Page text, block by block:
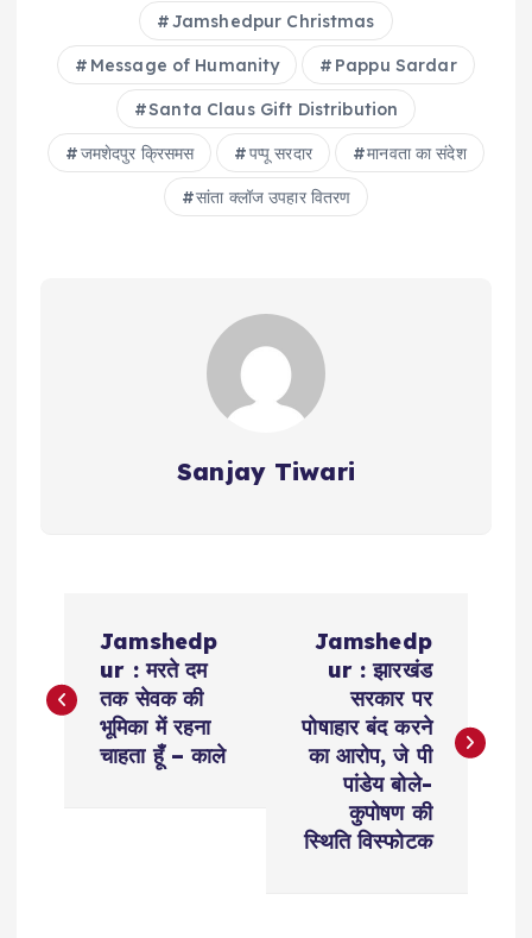
Jamshedpur Christmas
Message of Humanity Pappu Sardar
Santa Claus Gift Distribution
जमशेदपुर क्रिसमस पप्पू सरदार मानवता का संदेश
सांता क्लॉज उपहार वितरण
Sanjay Tiwari
o
Jamshedp
ur : मरते दम
तक सेवक की
भूमिका में रहना
चाहता हूँ – काले
Jamshedp
ur : झारखंड
सरकार पर
पोषाहार बंद करने
का आरोप, जे पी
पांडेय बोले-
कुपोषण की
स्थिति विस्फोटक